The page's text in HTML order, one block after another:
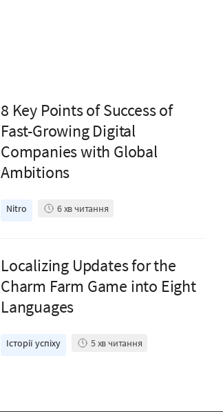
8 Key Points of Success of
Fast-Growing Digital
Companies with Global
Ambitions
Nitro 6хв читання
Localizing Updates for the
Charm Farm Game into Eight
Languages
Історії успіху 5хв читання